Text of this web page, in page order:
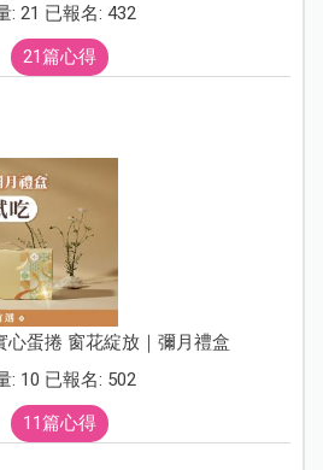
: 21 已報名: 432
21篇心得
心蛋捲 窗花綻放｜彌月禮盒
: 10 已報名: 502
11篇心得